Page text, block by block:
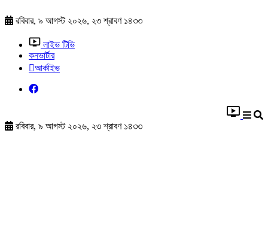
রবিবার, ৯ আগস্ট ২০২৬, ২৩ শ্রাবণ ১৪৩৩
লাইভ টিভি
কনভার্টার
আর্কাইভ
রবিবার, ৯ আগস্ট ২০২৬, ২৩ শ্রাবণ ১৪৩৩